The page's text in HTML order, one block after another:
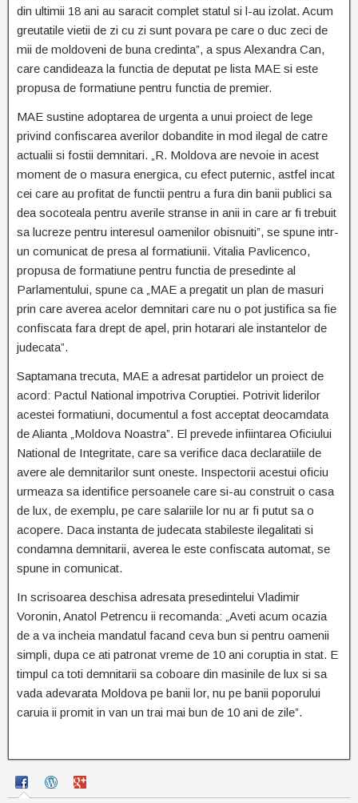
din ultimii 18 ani au saracit complet statul si l-au izolat. Acum
greutatile vietii de zi cu zi sunt povara pe care o duc zeci de
mii de moldoveni de buna credinta”, a spus Alexandra Can,
care candideaza la functia de deputat pe lista MAE si este
propusa de formatiune pentru functia de premier.
MAE sustine adoptarea de urgenta a unui proiect de lege
privind confiscarea averilor dobandite in mod ilegal de catre
actualii si fostii demnitari. „R. Moldova are nevoie in acest
moment de o masura energica, cu efect puternic, astfel incat
cei care au profitat de functii pentru a fura din banii publici sa
dea socoteala pentru averile stranse in anii in care ar fi trebuit
sa lucreze pentru interesul oamenilor obisnuiti”, se spune intr-
un comunicat de presa al formatiunii. Vitalia Pavlicenco,
propusa de formatiune pentru functia de presedinte al
Parlamentului, spune ca „MAE a pregatit un plan de masuri
prin care averea acelor demnitari care nu o pot justifica sa fie
confiscata fara drept de apel, prin hotarari ale instantelor de
judecata”.
Saptamana trecuta, MAE a adresat partidelor un proiect de
acord: Pactul National impotriva Coruptiei. Potrivit liderilor
acestei formatiuni, documentul a fost acceptat deocamdata
de Alianta „Moldova Noastra”. El prevede infiintarea Oficiului
National de Integritate, care sa verifice daca declaratiile de
avere ale demnitarilor sunt oneste. Inspectorii acestui oficiu
urmeaza sa identifice persoanele care si-au construit o casa
de lux, de exemplu, pe care salariile lor nu ar fi putut sa o
acopere. Daca instanta de judecata stabileste ilegalitati si
condamna demnitarii, averea le este confiscata automat, se
spune in comunicat.
In scrisoarea deschisa adresata presedintelui Vladimir
Voronin, Anatol Petrencu ii recomanda: „Aveti acum ocazia
de a va incheia mandatul facand ceva bun si pentru oamenii
simpli, dupa ce ati patronat vreme de 10 ani coruptia in stat. E
timpul ca toti demnitarii sa coboare din masinile de lux si sa
vada adevarata Moldova pe banii lor, nu pe banii poporului
caruia ii promit in van un trai mai bun de 10 ani de zile”.